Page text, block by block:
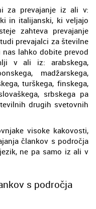
za prevajanje iz ali v:
in italijanski, ki veljajo
zahteva prevajanje
prevajalci za številne
lahko dobite prevod
v ali iz: arabskega,
madžarskega,
turškega, finskega,
srbskega pa
drugih svetovnih
visoke kakovosti,
člankov s področja
ne pa samo iz ali v
s področja